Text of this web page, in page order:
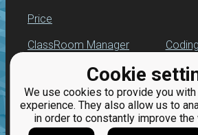
Cookie
We use cookies to provide you
experience. They also allow us to
in order to constantly improve
Price
ClassRoom Manager
Leaderboard
Jobs
for